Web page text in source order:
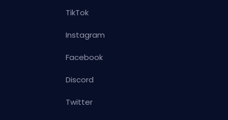
TikTok
Instagram
Facebook
Discord
Twitter